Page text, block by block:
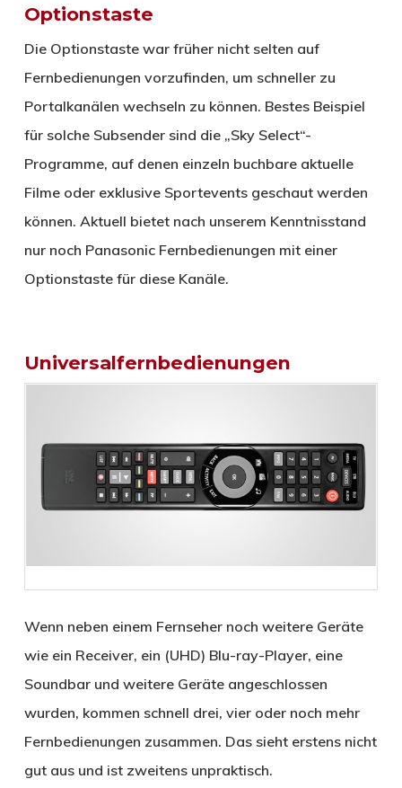
Optionstaste
Die Optionstaste war früher nicht selten auf
Fernbedienungen vorzufinden, um schneller zu
Portalkanälen wechseln zu können. Bestes Beispiel
für solche Subsender sind die „Sky Select“-
Programme, auf denen einzeln buchbare aktuelle
Filme oder exklusive Sportevents geschaut werden
können. Aktuell bietet nach unserem Kenntnisstand
nur noch Panasonic Fernbedienungen mit einer
Optionstaste für diese Kanäle.
Universalfernbedienungen
Wenn neben einem Fernseher noch weitere Geräte
wie ein Receiver, ein (UHD) Blu-ray-Player, eine
Soundbar und weitere Geräte angeschlossen
wurden, kommen schnell drei, vier oder noch mehr
Fernbedienungen zusammen. Das sieht erstens nicht
gut aus und ist zweitens unpraktisch.